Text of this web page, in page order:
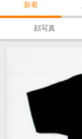
新着
顔写真